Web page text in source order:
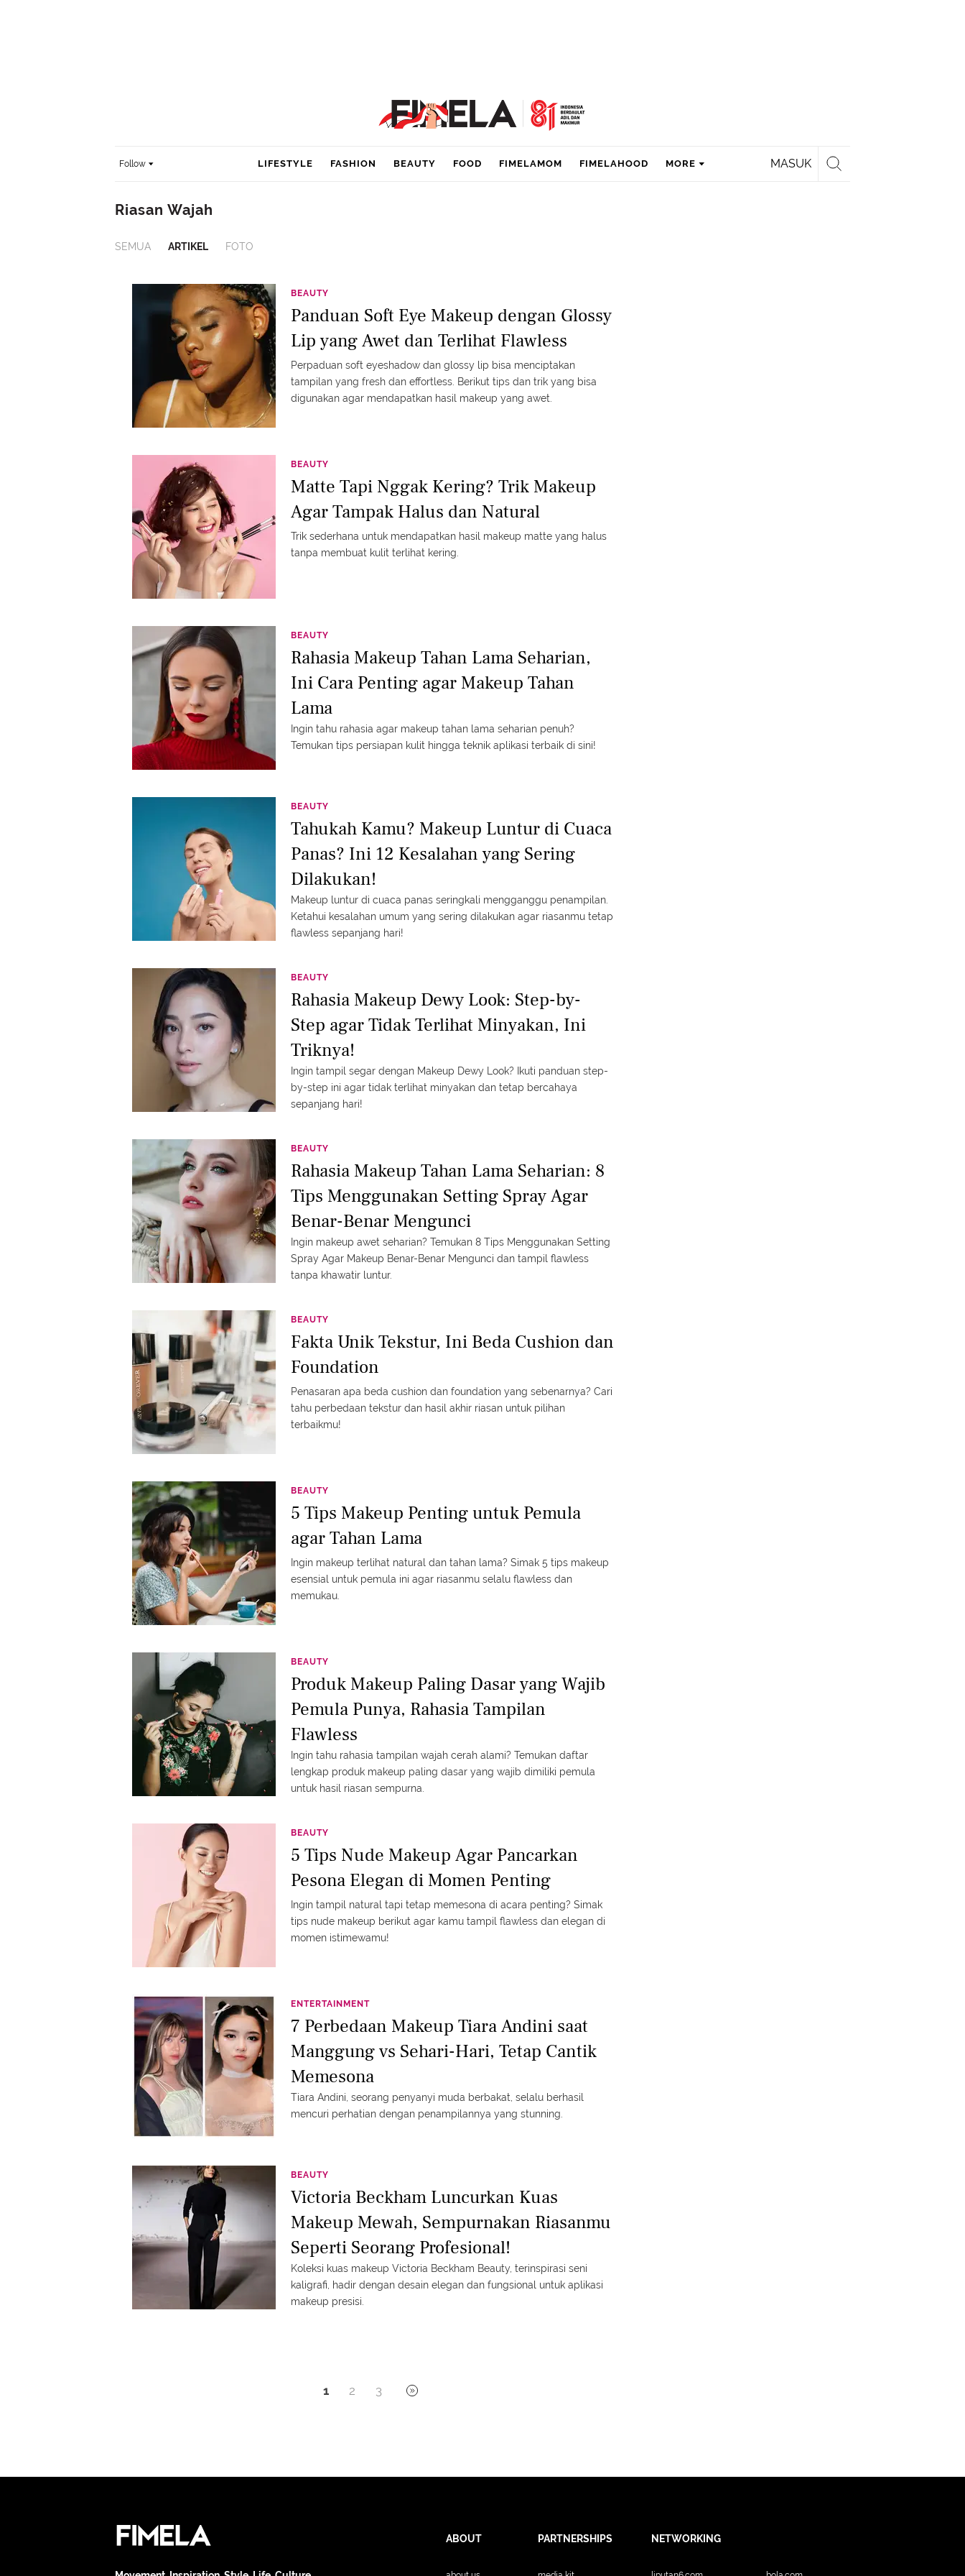
Follow MASUK
LIFESTYLE FASHION BEAUTY FOOD FIMELAMOM FIMELAHOOD MORE
Riasan Wajah
SEMUA ARTIKEL FOTO
BEAUTY
Panduan Soft Eye Makeup dengan Glossy
Lip yang Awet dan Terlihat Flawless
Perpaduan soft eyeshadow dan glossy lip bisa menciptakan
tampilan yang fresh dan effortless. Berikut tips dan trik yang bisa
digunakan agar mendapatkan hasil makeup yang awet.
BEAUTY
Matte Tapi Nggak Kering? Trik Makeup
Agar Tampak Halus dan Natural
Trik sederhana untuk mendapatkan hasil makeup matte yang halus
tanpa membuat kulit terlihat kering.
BEAUTY
Rahasia Makeup Tahan Lama Seharian,
Ini Cara Penting agar Makeup Tahan
Lama
Ingin tahu rahasia agar makeup tahan lama seharian penuh?
Temukan tips persiapan kulit hingga teknik aplikasi terbaik di sini!
BEAUTY
Tahukah Kamu? Makeup Luntur di Cuaca
Panas? Ini 12 Kesalahan yang Sering
Dilakukan!
Makeup luntur di cuaca panas seringkali mengganggu penampilan.
Ketahui kesalahan umum yang sering dilakukan agar riasanmu tetap
flawless sepanjang hari!
BEAUTY
Rahasia Makeup Dewy Look: Step-by-
Step agar Tidak Terlihat Minyakan, Ini
Triknya!
Ingin tampil segar dengan Makeup Dewy Look? Ikuti panduan step-
by-step ini agar tidak terlihat minyakan dan tetap bercahaya
sepanjang hari!
BEAUTY
Rahasia Makeup Tahan Lama Seharian: 8
Tips Menggunakan Setting Spray Agar
Benar-Benar Mengunci
Ingin makeup awet seharian? Temukan 8 Tips Menggunakan Setting
Spray Agar Makeup Benar-Benar Mengunci dan tampil flawless
tanpa khawatir luntur.
BEAUTY
Fakta Unik Tekstur, Ini Beda Cushion dan
Foundation
Penasaran apa beda cushion dan foundation yang sebenarnya? Cari
tahu perbedaan tekstur dan hasil akhir riasan untuk pilihan
terbaikmu!
BEAUTY
5 Tips Makeup Penting untuk Pemula
agar Tahan Lama
Ingin makeup terlihat natural dan tahan lama? Simak 5 tips makeup
esensial untuk pemula ini agar riasanmu selalu flawless dan
memukau.
BEAUTY
Produk Makeup Paling Dasar yang Wajib
Pemula Punya, Rahasia Tampilan
Flawless
Ingin tahu rahasia tampilan wajah cerah alami? Temukan daftar
lengkap produk makeup paling dasar yang wajib dimiliki pemula
untuk hasil riasan sempurna.
BEAUTY
5 Tips Nude Makeup Agar Pancarkan
Pesona Elegan di Momen Penting
Ingin tampil natural tapi tetap memesona di acara penting? Simak
tips nude makeup berikut agar kamu tampil flawless dan elegan di
momen istimewamu!
ENTERTAINMENT
7 Perbedaan Makeup Tiara Andini saat
Manggung vs Sehari-Hari, Tetap Cantik
Memesona
Tiara Andini, seorang penyanyi muda berbakat, selalu berhasil
mencuri perhatian dengan penampilannya yang stunning.
BEAUTY
Victoria Beckham Luncurkan Kuas
Makeup Mewah, Sempurnakan Riasanmu
Seperti Seorang Profesional!
Koleksi kuas makeup Victoria Beckham Beauty, terinspirasi seni
kaligrafi, hadir dengan desain elegan dan fungsional untuk aplikasi
makeup presisi.
1 2 3
ABOUT PARTNERSHIPS NETWORKING